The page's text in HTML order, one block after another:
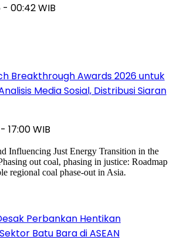
00:42 WIB
Breakthrough Awards 2026 untuk
Media Sosial, Distribusi Siaran
17:00 WIB
Perbankan Hentikan
Batu Bara di ASEAN